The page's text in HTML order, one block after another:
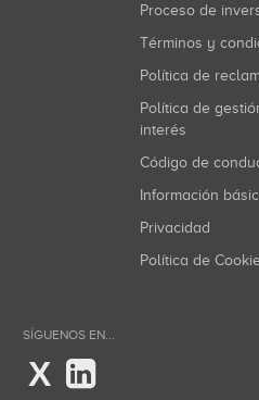
Proceso de
Términos y
Política de
Política de gestión de conflictos de
interés
Código de
Información
Privacidad
Política de
SÍGUENOS EN...
X